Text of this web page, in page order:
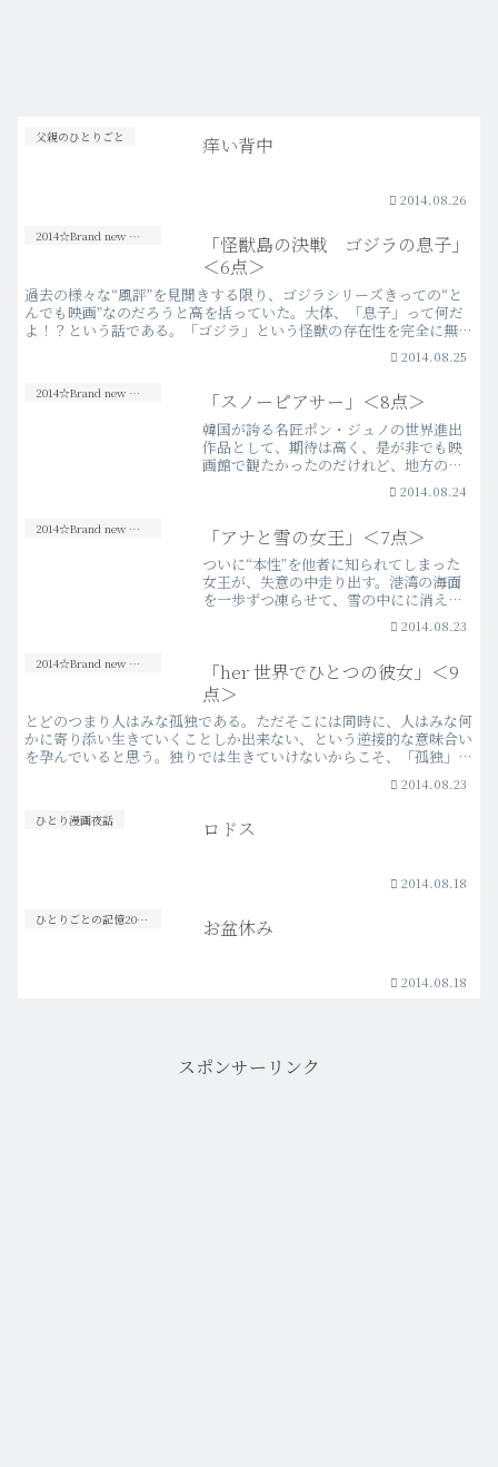
父親のひとりごと 痒い背中
2014.08.26
2014☆Brand new Movies
「怪獣島の決戦 ゴジラの息子」
＜6点＞
過去の様々な“風評”を見聞きする限り、ゴジラシリーズきっての“と
んでも映画”なのだろうと高を括っていた。大体、「息子」って何だ
よ！？という話である。「ゴジラ」という怪獣の存在性を完全に無視
した明らかな茶番的設定は、長らく敬遠せずにはいられな…more
2014.08.25
2014☆Brand new Movies 「スノーピアサー」＜8点＞
韓国が誇る名匠ポン・ジュノの世界進出
作品として、期待は高く、是が非でも映
画館で観たかったのだけれど、地方の映
画館では公開されず悔しい思いをした。
ヒットに伴う順次公開を望んでいたのだ
ったようで……。思ったよ…more
2014.08.24
2014☆Brand new Movies 「アナと雪の女王」＜7点＞
ついに“本性”を他者に知られてしまった
女王が、失意の中走り出す。港湾の海面
を一歩ずつ凍らせて、雪の中にに消えて
いく。とても悲しく、でもあまりに美し
いこの序盤のシーンを観て、この映画
思った。物凄い興行成績…more
2014.08.23
2014☆Brand new Movies
「her 世界でひとつの彼女」＜9
点＞
とどのつまり人はみな孤独である。ただそこには同時に、人はみな何
かに寄り添い生きていくことしか出来ない、という逆接的な意味合い
を孕んでいると思う。独りでは生きていけないからこそ、「孤独」と
いう状況に対して過敏に反応し、失意に暮れるのだろう。「…more
2014.08.23
ひとり漫画夜話 ロドス
2014.08.18
ひとりごとの記憶20s-30s お盆休み
2014.08.18
スポンサーリンク